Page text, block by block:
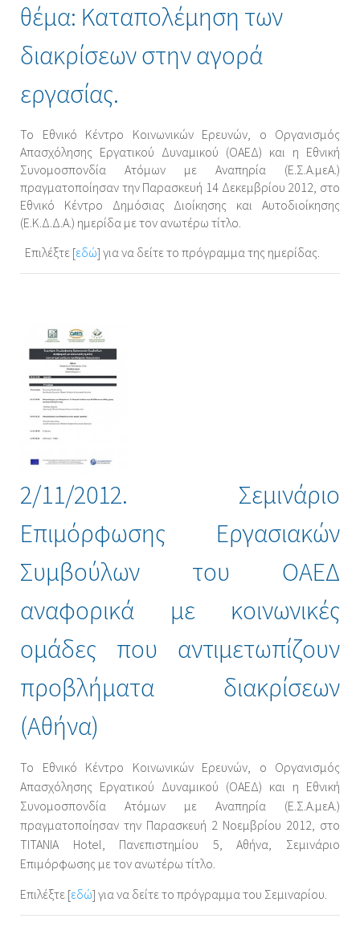
θέμα: Καταπολέμηση των
διακρίσεων στην αγορά
εργασίας.
Το Εθνικό Κέντρο Κοινωνικών Ερευνών, ο Οργανισμός
Απασχόλησης Εργατικού Δυναμικού (ΟΑΕΔ) και η Εθνική
Συνομοσπονδία Ατόμων με Αναπηρία (Ε.Σ.Α.μεΑ.)
πραγματοποίησαν την Παρασκευή 14 Δεκεμβρίου 2012, στο
Εθνικό Κέντρο Δημόσιας Διοίκησης και Αυτοδιοίκησης
(Ε.Κ.Δ.Δ.Α.) ημερίδα με τον ανωτέρω τίτλο.
Επιλέξτε [εδώ] για να δείτε το πρόγραμμα της ημερίδας.
2/11/2012. Σεμινάριο
Επιμόρφωσης Εργασιακών
Συμβούλων του ΟΑΕΔ
αναφορικά με κοινωνικές
ομάδες που αντιμετωπίζουν
προβλήματα διακρίσεων
(Αθήνα)
Το Εθνικό Κέντρο Κοινωνικών Ερευνών, ο Οργανισμός
Απασχόλησης Εργατικού Δυναμικού (ΟΑΕΔ) και η Εθνική
Συνομοσπονδία Ατόμων με Αναπηρία (Ε.Σ.Α.μεΑ.)
πραγματοποίησαν την Παρασκευή 2 Νοεμβρίου 2012, στο
TITANIA Hotel, Πανεπιστημίου 5, Αθήνα, Σεμινάριο
Επιμόρφωσης με τον ανωτέρω τίτλο.
Επιλέξτε [εδώ] για να δείτε το πρόγραμμα του Σεμιναρίου.